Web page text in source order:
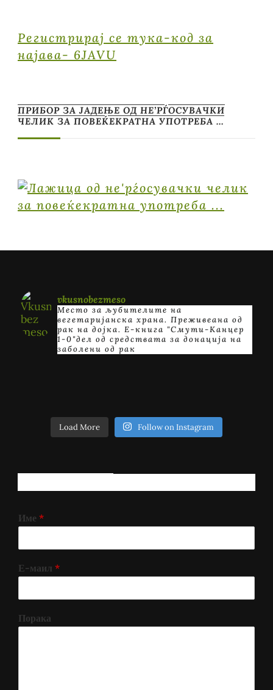
Регистрирај се тука-код за
најава- 6JAVU
ПРИБОР ЗА ЈАДЕЊЕ ОД НЕ’РЃОСУВАЧКИ
ЧЕЛИК ЗА ПОВЕЌЕКРАТНА УПОТРЕБА …
vkusnobezmeso
Место за љубителите на
вегетаријанска храна. Преживеана од
рак на дојка. E-книга "Смути-Канцер
1-0"дел од средствата за донација на
заболени од рак
Load More Follow on Instagram
Име *
Е-маил *
Порака